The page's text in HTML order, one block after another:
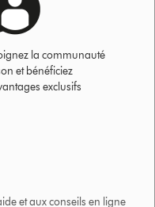
la communauté
et bénéficiez
exclusifs
et aux conseils en ligne